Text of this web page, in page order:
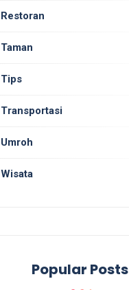
Restoran
Taman
Tips
Transportasi
Umroh
Wisata
Popular Posts